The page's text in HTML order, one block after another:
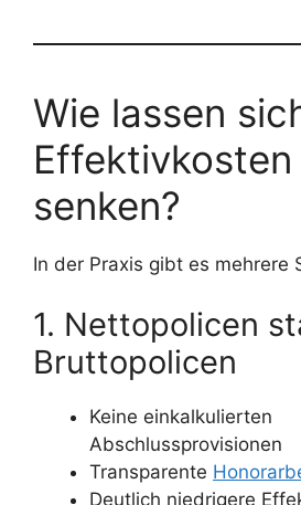
Wie lassen
senken?
In der Praxis gibt es mehrere
1. Nettopolicen
Bruttopolicen
Keine einkalkulierten
Abschlussprovisionen
Transparente
Deutlich niedrigere